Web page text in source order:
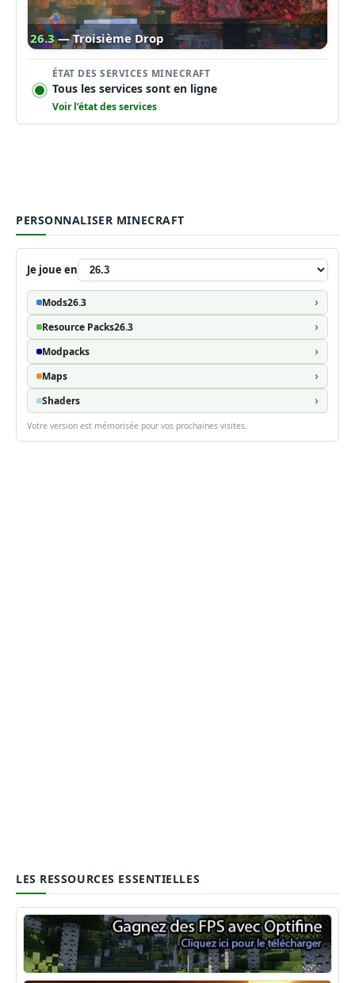
26.3 — Troisième Drop
ÉTAT DES SERVICES MINECRAFT
Tous les services sont en ligne
Voir l’état des services
PERSONNALISER MINECRAFT
Je joue en
Mods26.3
Resource Packs26.3
Modpacks
Maps
Shaders
Votre version est mémorisée pour vos prochaines visites.
LES RESSOURCES ESSENTIELLES
Optifine